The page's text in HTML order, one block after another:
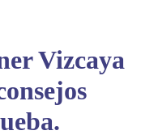
Vizcaya